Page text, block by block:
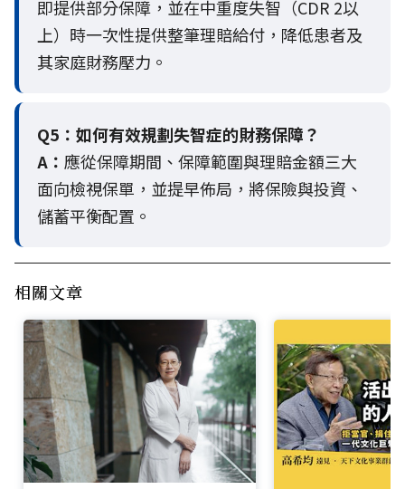
即提供部分保障，並在中重度失智（CDR 2以
上）時一次性提供整筆理賠給付，降低患者及
其家庭財務壓力。
Q5： 如何有效規劃失智症的財務保障？
A： 應從保障期間、保障範圍與理賠金額三大
面向檢視保單，並提早佈局，將保險與投資、
儲蓄平衡配置。
相關文章